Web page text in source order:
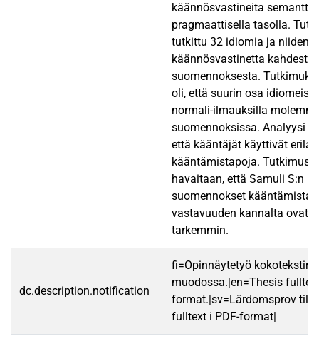
käännösvastineita semanttis-
pragmaattisella tasolla.
tutkittu 32 idiomia ja niiden
käännösvastinetta kahdesta
suomennoksesta.
oli, että suurin osa
normali-ilmauksilla
suomennoksissa. Analyysi
että kääntäjät käyttivät
kääntämistapoja.
havaitaan, että Samuli S:n
suomennokset
vastavuuden kannalta ovat
tarkemmin.
dc.description.notification
fi=Opinnäytetyö kokotekstinä
muodossa.|en=Thesis
format.|sv=Lärdomsprov
fulltext i PDF-format|